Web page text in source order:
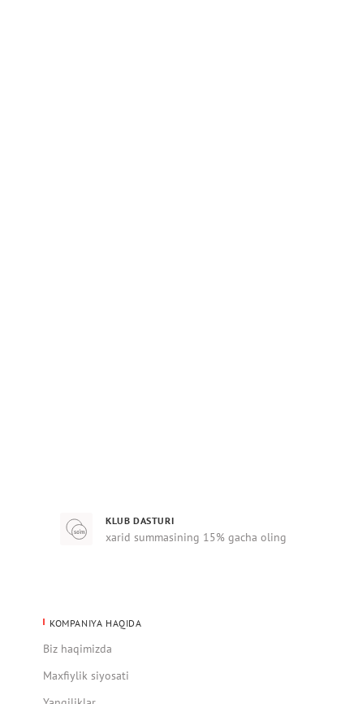
KLUB DASTURI
xarid summasining 15% gacha oling
KOMPANIYA HAQIDA
Biz haqimizda
Maxfiylik siyosati